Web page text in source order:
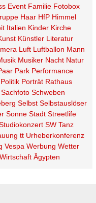
Event Familie Fotobox
Haar HfP Himmel
Italien Kinder Kirche
Künstler Literatur
Luft Luftballon Mann
Musiker Nacht Natur
Park Performance
Politik Porträt Rathaus
Sachfoto Schweben
Selbst Selbstauslöser
Sonne Stadt Streetlife
SW Tanz
tt Urheberkonferenz
Vespa Werbung Wetter
Wirtschaft Ägypten